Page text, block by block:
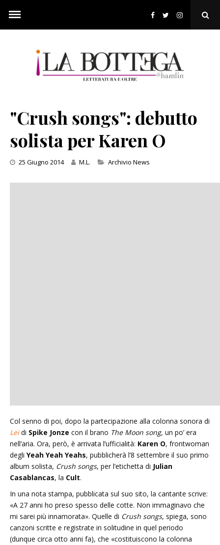
content
"Crush songs": debutto
solista per Karen O
25 Giugno 2014 M.L. Categories
Archivio News
Col senno di poi, dopo la partecipazione alla colonna sonora di
Lei di Spike Jonze con il brano The Moon song, un po’ era
nell’aria. Ora, però, è arrivata l’ufficialità: Karen O, frontwoman
degli Yeah Yeah Yeahs, pubblicherà l’8 settembre il suo primo
album solista, Crush songs, per l’etichetta di Julian
Casablancas, la Cult.
In una nota stampa, pubblicata sul suo sito, la cantante scrive:
«A 27 anni ho preso spesso delle cotte. Non immaginavo che
mi sarei più innamorata». Quelle di Crush songs, spiega, sono
canzoni scritte e registrate in solitudine in quel periodo
(dunque circa otto anni fa), che «costituiscono la colonna